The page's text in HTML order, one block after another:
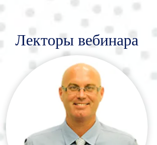
Лекторы вебинара